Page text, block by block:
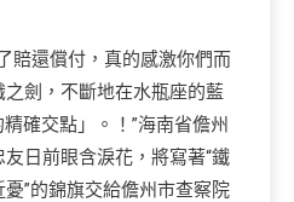
還償付，真的感激你們而
劍，不斷地在水瓶座的藍
確交點」。！”海南省儋州
日前眼含淚花，將寫著“鐵
”的錦旗交給儋州市查察院